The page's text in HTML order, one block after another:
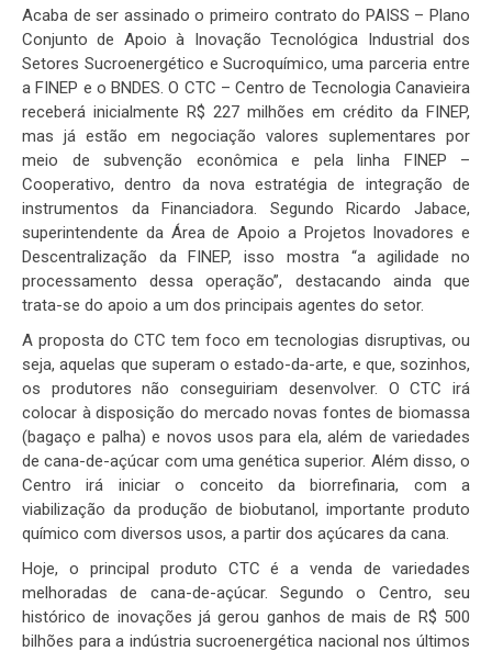
Acaba de ser assinado o primeiro contrato do PAISS – Plano
Conjunto de Apoio à Inovação Tecnológica Industrial dos
Setores Sucroenergético e Sucroquímico, uma parceria entre
a FINEP e o BNDES. O CTC – Centro de Tecnologia Canavieira
receberá inicialmente R$ 227 milhões em crédito da FINEP,
mas já estão em negociação valores suplementares por
meio de subvenção econômica e pela linha FINEP –
Cooperativo, dentro da nova estratégia de integração de
instrumentos da Financiadora. Segundo Ricardo Jabace,
superintendente da Área de Apoio a Projetos Inovadores e
Descentralização da FINEP, isso mostra “a agilidade no
processamento dessa operação”, destacando ainda que
trata-se do apoio a um dos principais agentes do setor.
A proposta do CTC tem foco em tecnologias disruptivas, ou
seja, aquelas que superam o estado-da-arte, e que, sozinhos,
os produtores não conseguiriam desenvolver. O CTC irá
colocar à disposição do mercado novas fontes de biomassa
(bagaço e palha) e novos usos para ela, além de variedades
de cana-de-açúcar com uma genética superior. Além disso, o
Centro irá iniciar o conceito da biorrefinaria, com a
viabilização da produção de biobutanol, importante produto
químico com diversos usos, a partir dos açúcares da cana.
Hoje, o principal produto CTC é a venda de variedades
melhoradas de cana-de-açúcar. Segundo o Centro, seu
histórico de inovações já gerou ganhos de mais de R$ 500
bilhões para a indústria sucroenergética nacional nos últimos